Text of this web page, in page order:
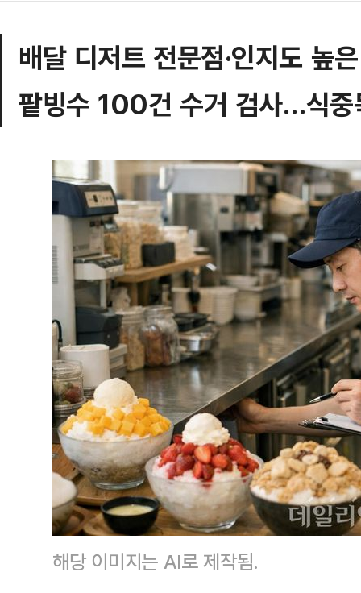
배달 디저트 전문점·인지도 높
팥빙수 100건 수거 검사…식중
해당 이미지는 AI로 제작됨.